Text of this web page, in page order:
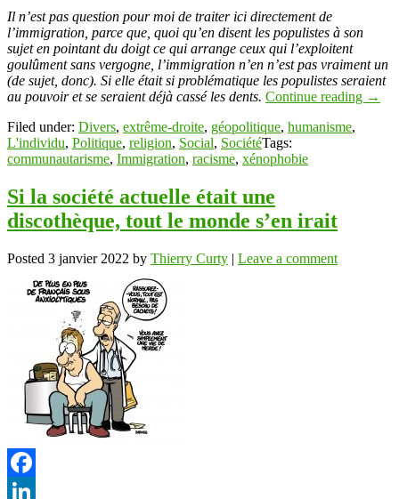
Link
Partager
Il n’est pas question pour moi de traiter ici directement de
l’immigration, parce que, quoi qu’en disent les populistes à son
sujet en pointant du doigt ce qui arrange ceux qui l’exploitent
goulûment sans vergogne, l’immigration n’en n’est pas vraiment un
(de sujet, donc). Si elle était si problématique les populistes seraient
au pouvoir et se seraient déjà cassé les dents. Continue reading →
Filed under: Divers, extrême-droite, géopolitique, humanisme,
L'individu, Politique, religion, Social, SociétéTags:
communautarisme, Immigration, racisme, xénophobie
Si la société actuelle était une
discothèque, tout le monde s’en irait
Posted 3 janvier 2022 by Thierry Curty | Leave a comment
Facebook